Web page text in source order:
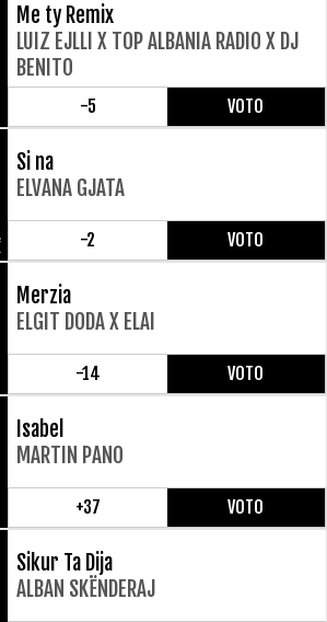
Me ty Remix
LUIZ EJLLI X TOP ALBANIA RADIO X DJ
BENITO
-5 VOTO
Si na
ELVANA GJATA
-2 VOTO
Merzia
ELGIT DODA X ELAI
-14 VOTO
Isabel
MARTIN PANO
+37 VOTO
Sikur Ta Dija
ALBAN SKËNDERAJ